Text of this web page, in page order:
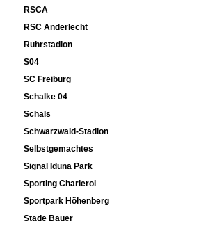
RSCA
RSC Anderlecht
Ruhrstadion
S04
SC Freiburg
Schalke 04
Schals
Schwarzwald-Stadion
Selbstgemachtes
Signal Iduna Park
Sporting Charleroi
Sportpark Höhenberg
Stade Bauer